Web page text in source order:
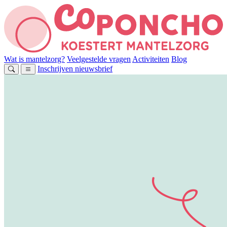
Wat is mantelzorg? Veelgestelde vragen Activiteiten Blog
Inschrijven nieuwsbrief